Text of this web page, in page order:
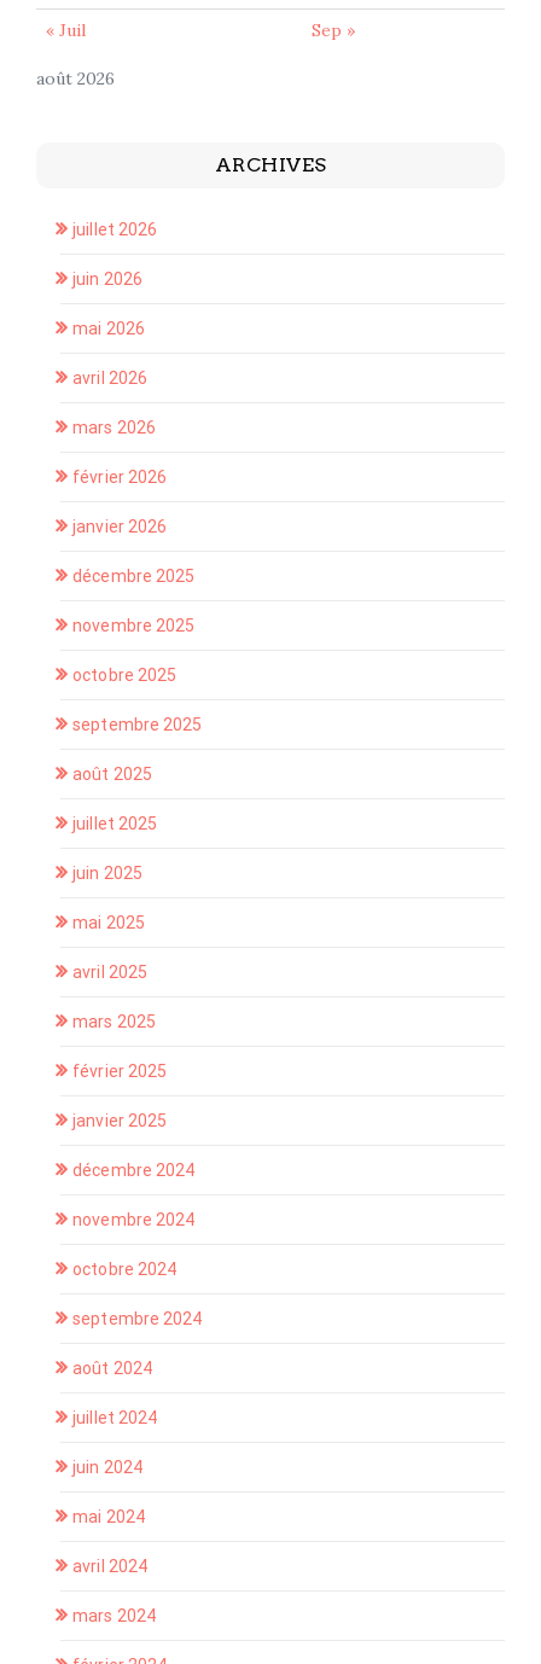
août 2026
« Juil
Sep »
ARCHIVES
juillet 2026
juin 2026
mai 2026
avril 2026
mars 2026
février 2026
janvier 2026
décembre 2025
novembre 2025
octobre 2025
septembre 2025
août 2025
juillet 2025
juin 2025
mai 2025
avril 2025
mars 2025
février 2025
janvier 2025
décembre 2024
novembre 2024
octobre 2024
septembre 2024
août 2024
juillet 2024
juin 2024
mai 2024
avril 2024
mars 2024